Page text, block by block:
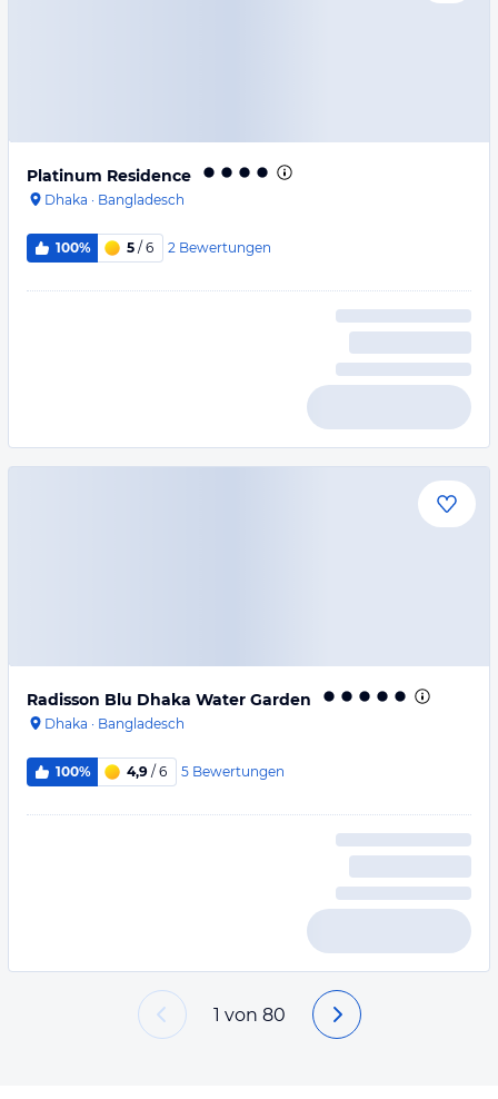
Platinum Residence
Dhaka · Bangladesch
100% 5 / 6 2 Bewertungen
Radisson Blu Dhaka Water Garden
Dhaka · Bangladesch
100% 4,9 / 6 5 Bewertungen
1 von 80